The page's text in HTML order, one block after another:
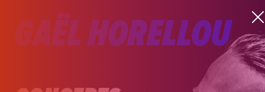
GAËL HORELLOU